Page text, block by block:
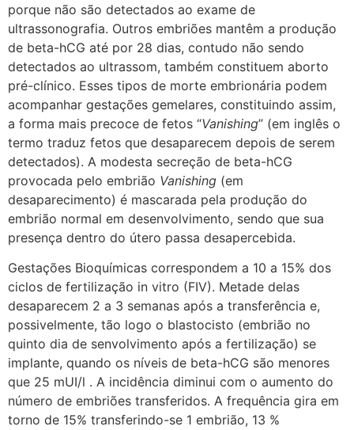
porque não são detectados ao exame de
ultrassonografia. Outros embriões mantêm a produção
de beta-hCG até por 28 dias, contudo não sendo
detectados ao ultrassom, também constituem aborto
pré-clínico. Esses tipos de morte embrionária podem
acompanhar gestações gemelares, constituindo assim,
a forma mais precoce de fetos “Vanishing” (em inglês o
termo traduz fetos que desaparecem depois de serem
detectados). A modesta secreção de beta-hCG
provocada pelo embrião Vanishing (em
desaparecimento) é mascarada pela produção do
embrião normal em desenvolvimento, sendo que sua
presença dentro do útero passa desapercebida.
Gestações Bioquímicas correspondem a 10 a 15% dos
ciclos de fertilização in vitro (FIV). Metade delas
desaparecem 2 a 3 semanas após a transferência e,
possivelmente, tão logo o blastocisto (embrião no
quinto dia de senvolvimento após a fertilização) se
implante, quando os níveis de beta-hCG são menores
que 25 mUI/l . A incidência diminui com o aumento do
número de embriões transferidos. A frequência gira em
torno de 15% transferindo-se 1 embrião, 13 %